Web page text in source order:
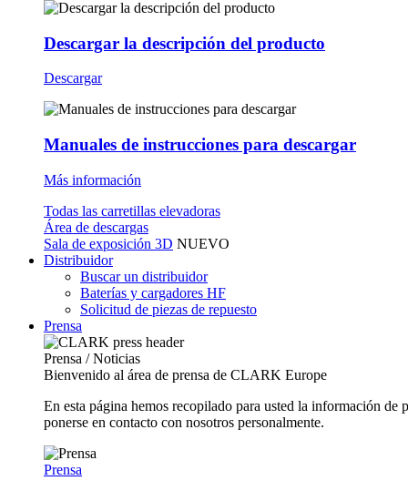
Descargar la descripción del producto
Descargar
Manuales de instrucciones para descargar
Más información
Todas las carretillas elevadoras
Área de descargas
Sala de exposición 3D NUEVO
Distribuidor
Buscar un distribuidor
Baterías y cargadores HF
Solicitud de piezas de repuesto
Prensa
Prensa / Noticias
Bienvenido al área de prensa de CLARK Europe
En esta página hemos recopilado para usted la información
ponerse en contacto con nosotros personalmente.
Prensa